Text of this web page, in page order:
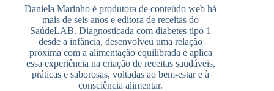
Daniela Marinho é produtora de conteúdo web há
mais de seis anos e editora de receitas do
SaúdeLAB. Diagnosticada com diabetes tipo 1
desde a infância, desenvolveu uma relação
próxima com a alimentação equilibrada e aplica
essa experiência na criação de receitas saudáveis,
práticas e saborosas, voltadas ao bem-estar e à
consciência alimentar.